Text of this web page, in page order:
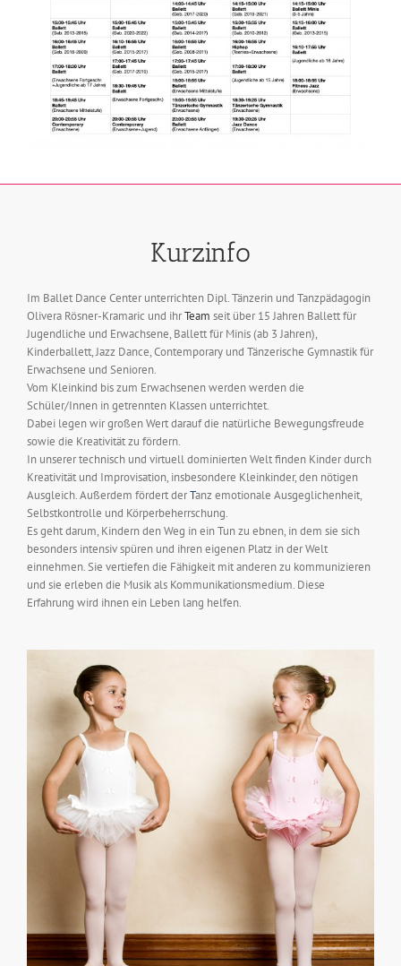
Kurzinfo
Im Ballet Dance Center unterrichten Dipl. Tänzerin und Tanzpädagogin
Olivera Rösner-Kramaric und ihrTeam seit über 15 Jahren Ballett für
Jugendliche und Erwachsene, Ballett für Minis (ab 3 Jahren),
Kinderballett, Jazz Dance, Contemporary und Tänzerische Gymnastik für
Erwachsene und Senioren.
Vom Kleinkind bis zum Erwachsenen werden werden die
Schüler/Innen in getrennten Klassen unterrichtet.
Dabei legen wir großen Wert darauf die natürliche Bewegungsfreude
sowie die Kreativität zu fördern.
In unserer technisch und virtuell dominierten Welt finden Kinder durch
Kreativität und Improvisation, insbesondere Kleinkinder, den nötigen
Ausgleich. Außerdem fördert derTanz emotionale Ausgeglichenheit,
Selbstkontrolle und Körperbeherrschung.
Es geht darum, Kindern den Weg in ein Tun zu ebnen, in dem sie sich
besonders intensiv spüren und ihren eigenen Platz in der Welt
einnehmen. Sie vertiefen die Fähigkeit mit anderen zu kommunizieren
und sie erleben die Musik als Kommunikationsmedium. Diese
Erfahrung wird ihnen ein Leben lang helfen.